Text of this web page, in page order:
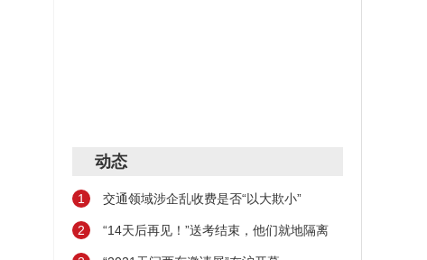
动态
1 交通领域涉企乱收费是否“以大欺小”
2 “14天后再见！”送考结束，他们就地隔离